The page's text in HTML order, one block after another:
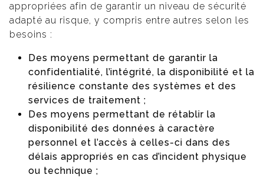
appropriées afin de garantir un niveau de sécurité
adapté au risque, y compris entre autres selon les
besoins :
Des moyens permettant de garantir la
confidentialité, l’intégrité, la disponibilité et la
résilience constante des systèmes et des
services de traitement ;
Des moyens permettant de rétablir la
disponibilité des données à caractère
personnel et l’accès à celles-ci dans des
délais appropriés en cas d’incident physique
ou technique ;